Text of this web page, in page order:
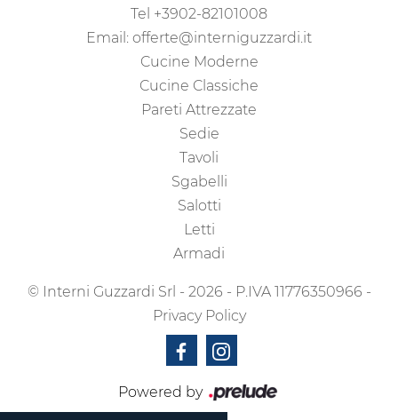
Tel +3902-82101008
Email: offerte@interniguzzardi.it
Cucine Moderne
Cucine Classiche
Pareti Attrezzate
Sedie
Tavoli
Sgabelli
Salotti
Letti
Armadi
© Interni Guzzardi Srl - 2026 - P.IVA 11776350966 -
Privacy Policy
Powered by